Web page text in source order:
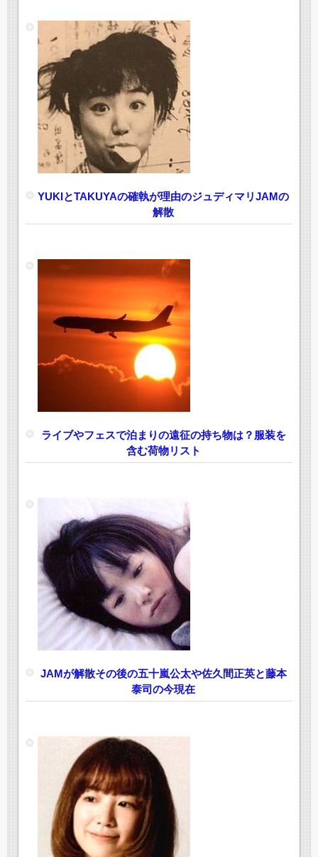
YUKIとTAKUYAの確執が理由のジュディマリJAMの
解散
ライブやフェスで泊まりの遠征の持ち物は？服装を
含む荷物リスト
JAMが解散その後の五十嵐公太や佐久間正英と藤本
泰司の今現在